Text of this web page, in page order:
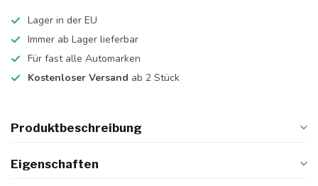
Lager in der EU
Immer ab Lager lieferbar
Für fast alle Automarken
Kostenloser Versand ab 2 Stück
Produktbeschreibung
Eigenschaften